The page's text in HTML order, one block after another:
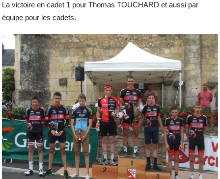
La victoire en cadet 1 pour Thomas TOUCHARD et aussi par
équipe pour les cadets.